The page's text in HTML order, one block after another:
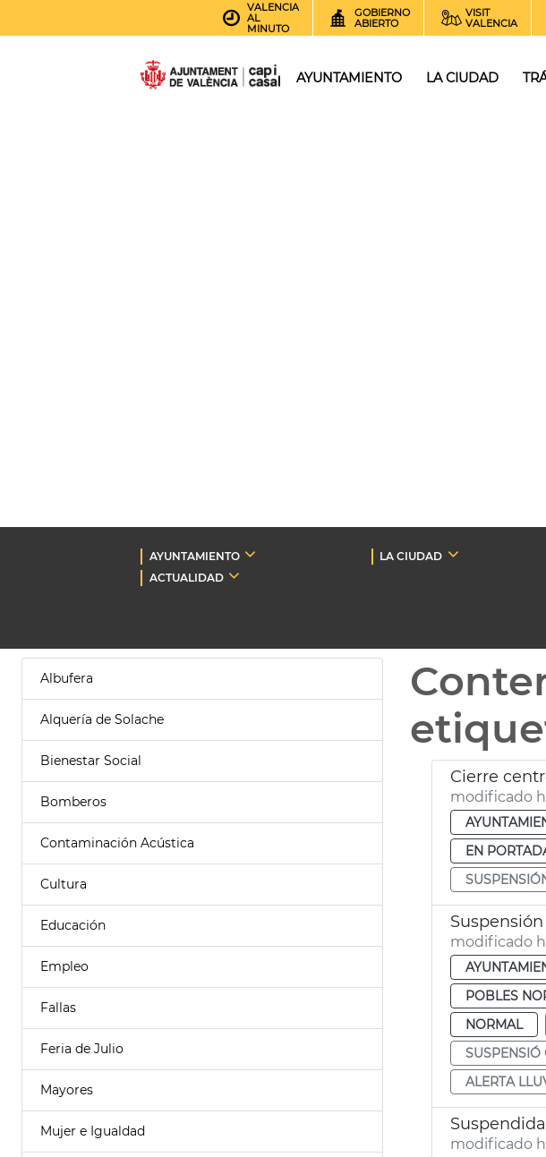
VALENCIA
AL
MINUTO
GOBIERNO
ABIERTO
VISIT
VALENCIA
AYUNTAMIENTO LA CIUDAD
AYUNTAMIENTO LA CIUDAD
ACTUALIDAD
Albufera
Alquería de Solache
Bienestar Social
Bomberos
Contaminación Acústica
Cultura
Educación
Empleo
Fallas
Feria de Julio
Mayores
Mujer e Igualdad
Cierre
modificado
EN
modificado
POBLES
NORMAL
SUSPENSIÓ
ALERTA
modificado